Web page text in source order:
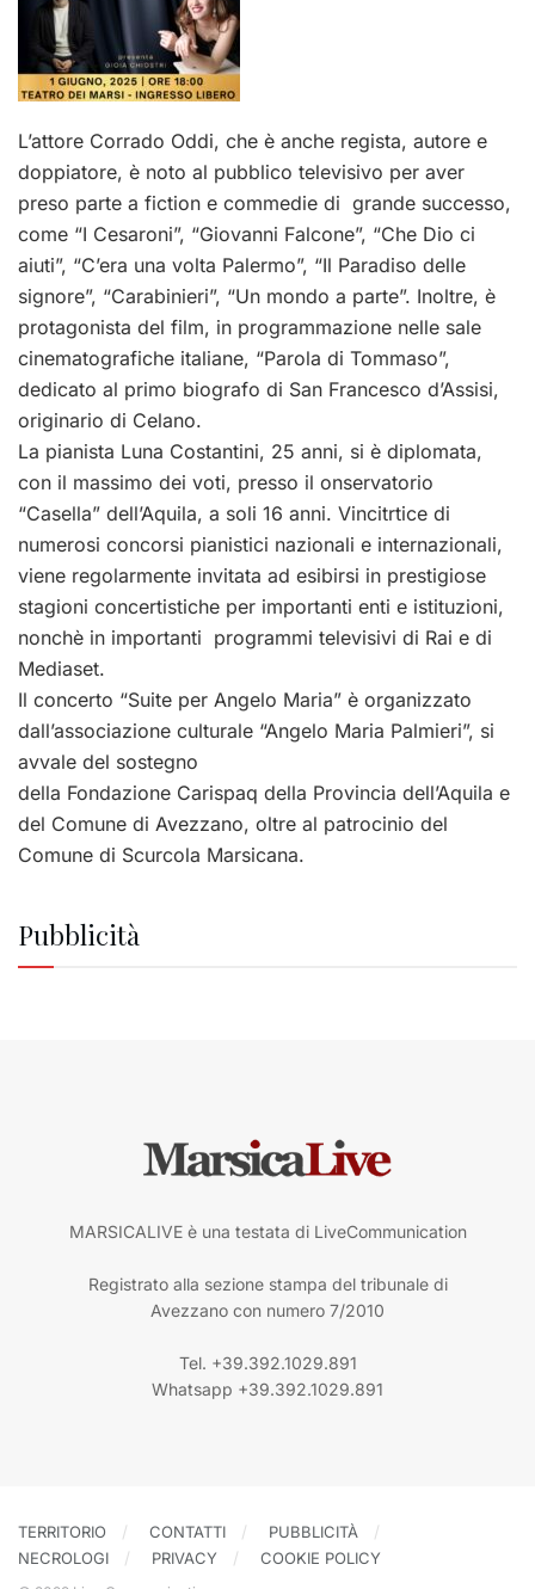
L’attore Corrado Oddi, che è anche regista, autore e
doppiatore, è noto al pubblico televisivo per aver
preso parte a fiction e commedie di grande successo,
come “I Cesaroni”, “Giovanni Falcone”, “Che Dio ci
aiuti”, “C’era una volta Palermo”, “Il Paradiso delle
signore”, “Carabinieri”, “Un mondo a parte”. Inoltre, è
protagonista del film, in programmazione nelle sale
cinematografiche italiane, “Parola di Tommaso”,
dedicato al primo biografo di San Francesco d’Assisi,
originario di Celano.
La pianista Luna Costantini, 25 anni, si è diplomata,
con il massimo dei voti, presso il onservatorio
“Casella” dell’Aquila, a soli 16 anni. Vincitrtice di
numerosi concorsi pianistici nazionali e internazionali,
viene regolarmente invitata ad esibirsi in prestigiose
stagioni concertistiche per importanti enti e istituzioni,
nonchè in importanti programmi televisivi di Rai e di
Mediaset.
Il concerto “Suite per Angelo Maria” è organizzato
dall’associazione culturale “Angelo Maria Palmieri”, si
avvale del sostegno
della Fondazione Carispaq della Provincia dell’Aquila e
del Comune di Avezzano, oltre al patrocinio del
Comune di Scurcola Marsicana.
Pubblicità
MARSICALIVE è una testata di LiveCommunication
Registrato alla sezione stampa del tribunale di
Avezzano con numero 7/2010
Tel. +39.392.1029.891
Whatsapp +39.392.1029.891
TERRITORIO CONTATTI
PUBBLICITÀ
NECROLOGI
PRIVACY COOKIE POLICY